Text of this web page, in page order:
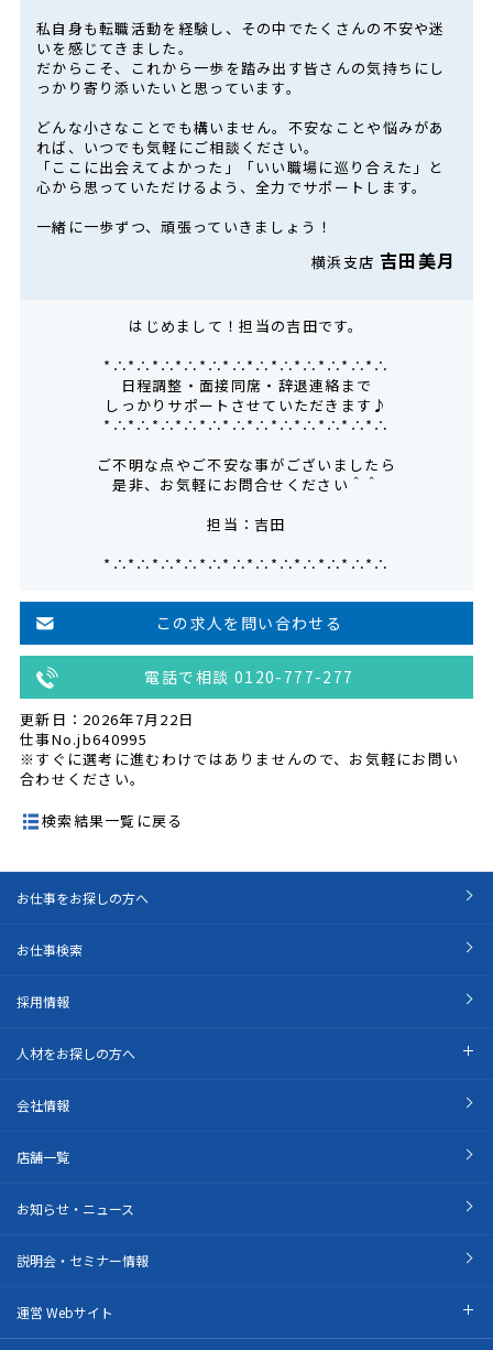
私自身も転職活動を経験し、その中でたくさんの不安や迷
いを感じてきました。
だからこそ、これから一歩を踏み出す皆さんの気持ちにし
っかり寄り添いたいと思っています。
どんな小さなことでも構いません。不安なことや悩みがあ
れば、いつでも気軽にご相談ください。
「ここに出会えてよかった」「いい職場に巡り合えた」と
心から思っていただけるよう、全力でサポートします。
一緒に一歩ずつ、頑張っていきましょう！
横浜支店 吉田美月
はじめまして！担当の吉田です。
*∴*∴*∴*∴*∴*∴*∴*∴*∴*∴*∴*∴
日程調整・面接同席・辞退連絡まで
しっかりサポートさせていただきます♪
*∴*∴*∴*∴*∴*∴*∴*∴*∴*∴*∴*∴
ご不明な点やご不安な事がございましたら
是非、お気軽にお問合せください＾＾
担当：吉田
*∴*∴*∴*∴*∴*∴*∴*∴*∴*∴*∴*∴
この求人を問い合わせる
電話で相談 0120-777-277
更新日：2026年7月22日
仕事No.jb640995
※すぐに選考に進むわけではありませんので、お気軽にお問い
合わせください。
検索結果一覧に戻る
お仕事をお探しの方へ
お仕事検索
採用情報
人材をお探しの方へ
会社情報
店舗一覧
お知らせ・ニュース
説明会・セミナー情報
運営 Webサイト